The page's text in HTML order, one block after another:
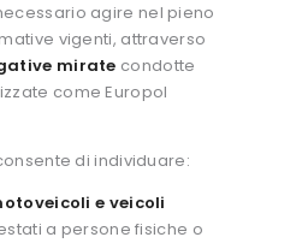
agire nel pieno
vigenti, attraverso
mirate condotte
come Europol
di individuare:
e veicoli
a persone fisiche o